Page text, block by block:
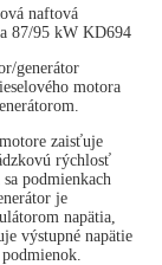
naftová
87/95 kW KD694
generátor
motora
zaisťuje
rýchlosť
podmienkach
je
napätia,
výstupné napätie